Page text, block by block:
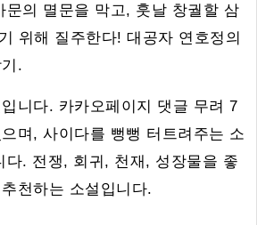
문의 멸문을 막고, 훗날 창궐할 삼
위해 질주한다! 대공자 연호정의
.
니다. 카카오페이지 댓글 무려 7
며, 사이다를 뻥뻥 터트려주는 소
다. 전쟁, 회귀, 천재, 성장물을 좋
천하는 소설입니다.